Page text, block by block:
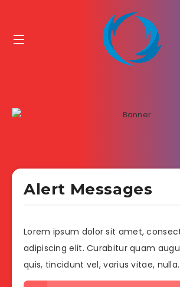
Alert Messages
Lorem ipsum dolor sit amet,
adipiscing elit. Curabitur quam
quis, tincidunt vel, varius vitae, nulla.